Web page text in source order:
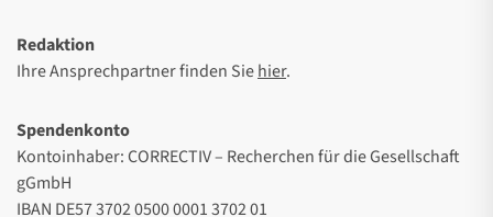
Redaktion
Ihre Ansprechpartner finden Siehier.
Spendenkonto
Kontoinhaber: CORRECTIV – Recherchen für die Gesellschaft
gGmbH
IBAN DE57 3702 0500 0001 3702 01